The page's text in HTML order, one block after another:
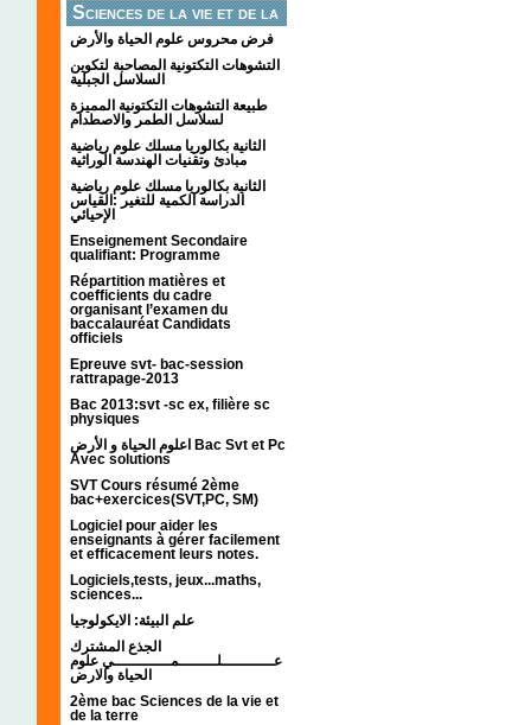
Sciences de la vie et de la
terre
فرض محروس علوم الحياة والأرض
التشوهات التكتونیة المصاحبة لتكوین
السلاسل الجبلیة
طبيعة التشوهات التكتونية المميزة
لسلاسل الطمر والاصطدام
الثانية بكالوريا مسلك علوم رياضية
مبادئ وتقنيات الهندسة الوراثية
الثانية بكالوريا مسلك علوم رياضية
الدراسة الكمية للتغير :القياس
الإحيائي
Enseignement Secondaire
qualifiant: Programme
Répartition matières et
coefficients du cadre
organisant l’examen du
baccalauréat Candidats
officiels
Epreuve svt- bac-session
rattrapage-2013
Bac 2013:svt -sc ex, filière sc
physiques
اعلوم الحياة و الأرض Bac Svt et Pc
Avec solutions
SVT Cours résumé 2ème
bac+exercices(SVT,PC, SM)
Logiciel pour aider les
enseignants à gérer facilement
et efficacement leurs notes.
Logiciels,tests, jeux...maths,
sciences...
علم البيئة: الايكولوجيا
الجذع المشترك
عـــــــــــلــــــــمــــــــــــي علوم
الحياة والارض
2ème bac Sciences de la vie et
de la terre